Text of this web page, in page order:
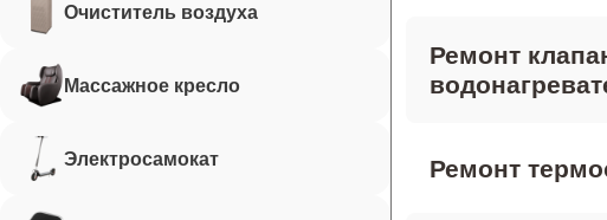
Очиститель воздуха
Массажное кресло
Электросамокат
Ремонт
Ремонт